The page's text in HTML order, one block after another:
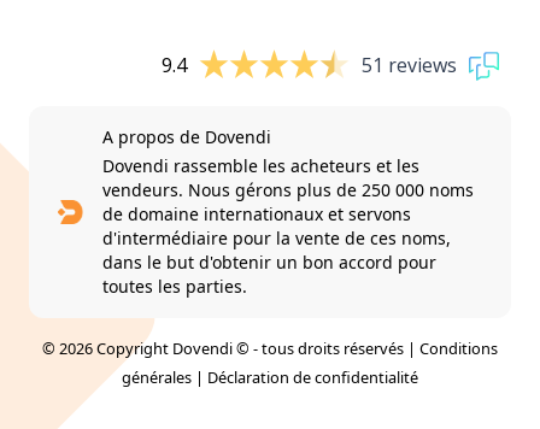
9.4 51 reviews
A propos de Dovendi
Dovendi rassemble les acheteurs et les
vendeurs. Nous gérons plus de 250 000 noms
de domaine internationaux et servons
d'intermédiaire pour la vente de ces noms,
dans le but d'obtenir un bon accord pour
toutes les parties.
© 2026 Copyright Dovendi © - tous droits réservés | Conditions
générales | Déclaration de confidentialité